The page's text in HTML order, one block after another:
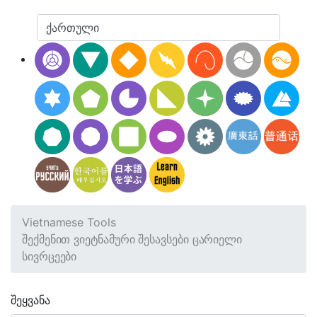
Vietnamese Tools
შექმენით ვიეტნამური შესავსები ცარიელი
სივრცეები
შეყვანა